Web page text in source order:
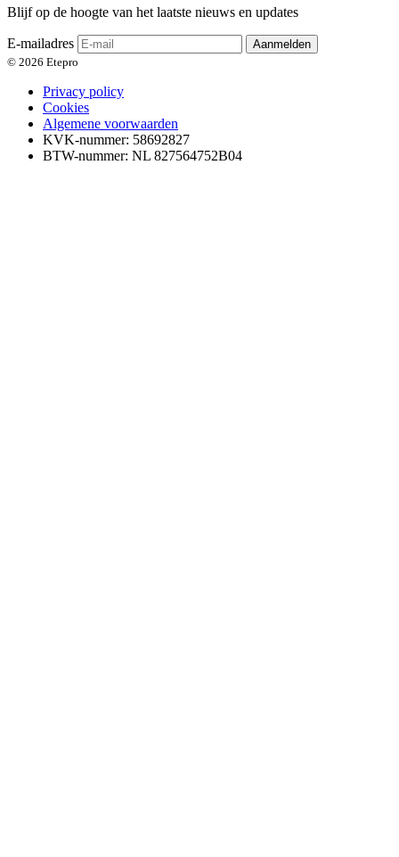
Blijf op de hoogte van het laatste nieuws en updates
E-mailadres
Aanmelden
© 2026 Etepro
Privacy policy
Cookies
Algemene voorwaarden
KVK-nummer: 58692827
BTW-nummer: NL 827564752B04